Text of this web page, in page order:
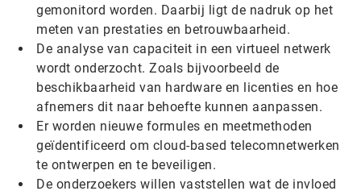
gemonitord worden. Daarbij ligt de nadruk op het
meten van prestaties en betrouwbaarheid.
De analyse van capaciteit in een virtueel netwerk
wordt onderzocht. Zoals bijvoorbeeld de
beschikbaarheid van hardware en licenties en hoe
afnemers dit naar behoefte kunnen aanpassen.
Er worden nieuwe formules en meetmethoden
geïdentificeerd om cloud-based telecomnetwerken
te ontwerpen en te beveiligen.
De onderzoekers willen vaststellen wat de invloed